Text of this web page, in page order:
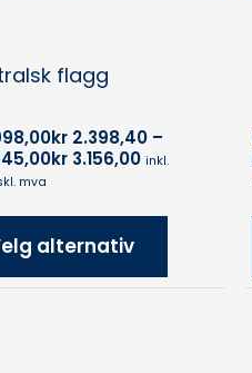
flagg
kr 2.398,40 –
kr 3.156,00 inkl.
mva
alternativ